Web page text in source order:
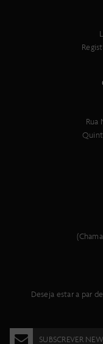
Rua
Deseja estar a par
SUBSCREVER